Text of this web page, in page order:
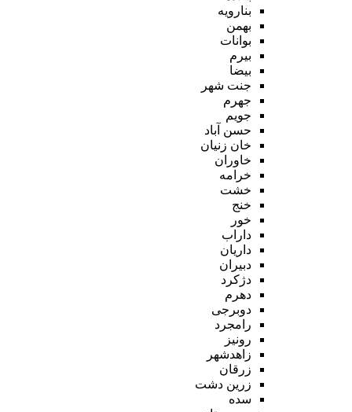
بنارویه
بهمن
بوانات
بیرم
بیضا
جنت شهر
جهرم
جویم
حسن آباد
خان زنیان
خاوران
خرامه
خشت
خنج
خور
داراب
داریان
دبیران
دژکرد
دهرم
دوبرجی
رامجرد
رونیز
زاهدشهر
زرقان
زرین دشت
سده